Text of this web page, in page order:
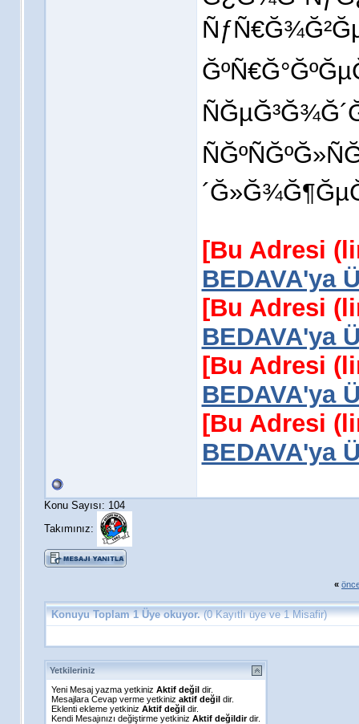
[Bu Adresi
BEDAVA'ya
[Bu Adresi
BEDAVA'ya
[Bu Adresi
BEDAVA'ya
[Bu Adresi
BEDAVA'ya
Konu Sayısı: 104
Takımınız:
«
Konuyu Toplam 1 Üye okuyor.(0 Kayıtlı üye ve 1 Misafir)
Yetkileriniz
Yeni Mesaj yazma yetkiniz Aktif değildir.
Mesajlara Cevap verme yetkiniz aktif değildir.
Eklenti ekleme yetkiniz Aktif değildir.
Kendi Mesajınızı değiştirme yetkiniz Aktif değildirdir.